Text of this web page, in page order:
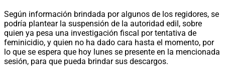
Según información brindada por algunos de los regidores, se
podría plantear la suspensión de la autoridad edil, sobre
quien ya pesa una investigación fiscal por tentativa de
feminicidio, y quien no ha dado cara hasta el momento, por
lo que se espera que hoy lunes se presente en la mencionada
sesión, para que pueda brindar sus descargos.